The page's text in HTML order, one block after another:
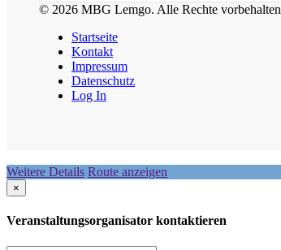
© 2026 MBG Lemgo. Alle Rechte vorbehalten
Startseite
Kontakt
Impressum
Datenschutz
Log In
Weitere Details Route anzeigen
×
Veranstaltungsorganisator kontaktieren